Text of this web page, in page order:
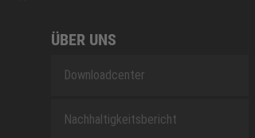
ÜBER UNS
Downloadcenter
Nachhaltigkeitsbericht